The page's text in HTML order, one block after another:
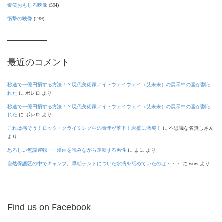
爆笑おもしろ映像 (594)
衝撃の映像 (239)
最近のコメント
秒速で一億円損する方法！？現代美術家アイ・ウェイウェイ（艾未未）の展示中の壷が割ら
れた に ボレロ より
秒速で一億円損する方法！？現代美術家アイ・ウェイウェイ（艾未未）の展示中の壷が割ら
れた に ボレロ より
これは痛そう！ロック・クライミング中の青年が落下！岩壁に激突！ に 不思議な名無しさん
より
恐ろしい無謀運転・・漫画を読みながら運転する男性 に まに より
自然保護区の中でキャンプ。早朝テントについた水滴を舐めていたのは・・・ に wow より
Find us on Facebook